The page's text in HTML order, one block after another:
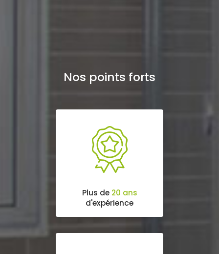
Nos points forts
Plus de 20 ans
d'expérience